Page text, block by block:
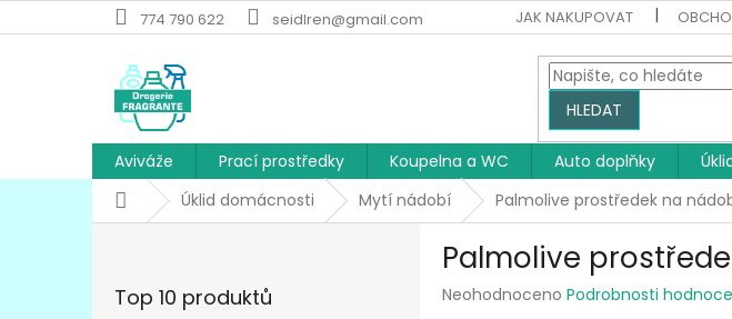
na
774 790 622 seidlren@gmail.com JAK NAKUPOVAT
HLEDAT
Aviváže Prací prostředky Koupelna a WC Auto doplňky
DomůÚklid domácnosti Mytí nádobí Palmolive prostředek na
Top 10 produktů
Palmolive
Průměrné
Neohodnoceno Podrobnosti